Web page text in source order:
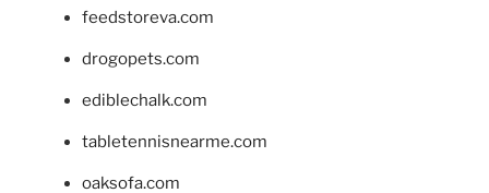
feedstoreva.com
drogopets.com
ediblechalk.com
tabletennisnearme.com
oaksofa.com